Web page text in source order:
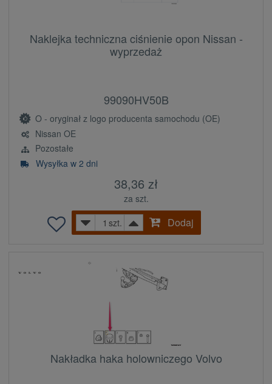
Naklejka techniczna ciśnienie opon Nissan -
wyprzedaż
99090HV50B
O - oryginał z logo producenta samochodu (OE)
Nissan OE
Pozostałe
Wysyłka w 2 dni
38,36 zł
za szt.
szt.
Dodaj
Nakładka haka holowniczego Volvo